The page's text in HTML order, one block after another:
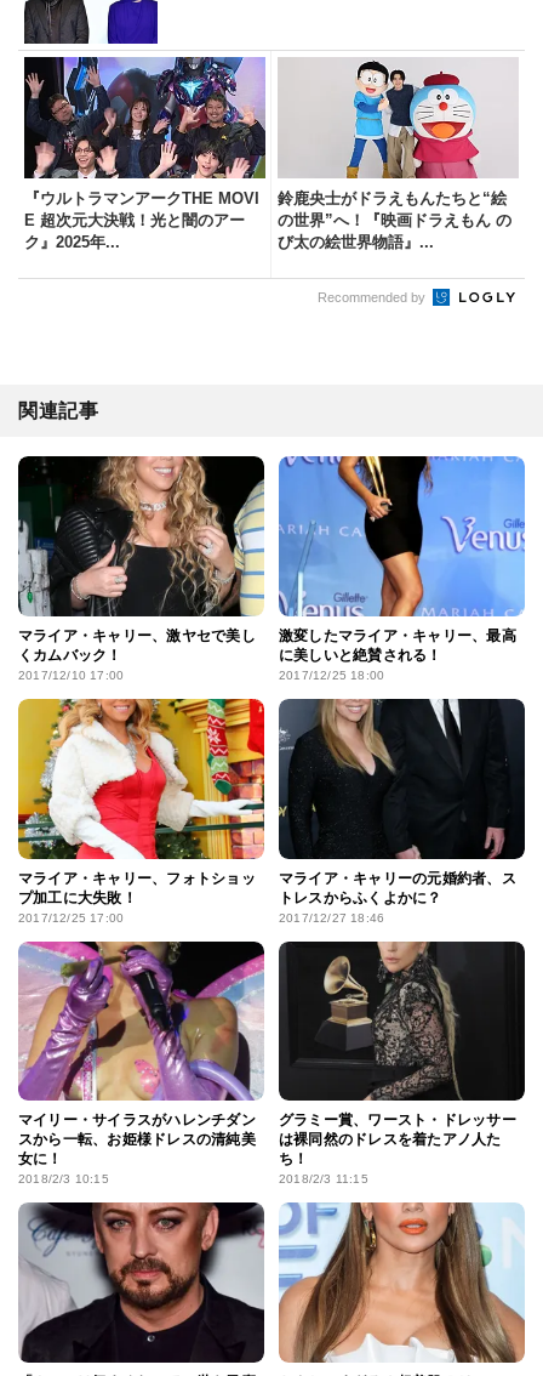
『ウルトラマンアークTHE MOVI
E 超次元大決戦！光と闇のアー
ク』2025年...
鈴鹿央士がドラえもんたちと“絵
の世界”へ！『映画ドラえもん の
び太の絵世界物語』...
Recommended by
関連記事
マライア・キャリー、激ヤセで美し
くカムバック！
2017/12/10 17:00
激変したマライア・キャリー、最高
に美しいと絶賛される！
2017/12/25 18:00
マライア・キャリー、フォトショッ
プ加工に大失敗！
2017/12/25 17:00
マライア・キャリーの元婚約者、ス
トレスからふくよかに？
2017/12/27 18:46
マイリー・サイラスがハレンチダン
スから一転、お姫様ドレスの清純美
女に！
2018/2/3 10:15
グラミー賞、ワースト・ドレッサー
は裸同然のドレスを着たアノ人た
ち！
2018/2/3 11:15